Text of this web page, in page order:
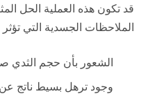
قد تكون هذه العملية الحل
الملاحظات الجسدية التي
الشعور بأن حجم الثدي
وجود ترهل بسيط ناتج